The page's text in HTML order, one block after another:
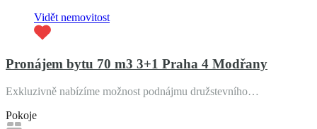
Vidět nemovitost
Pronájem bytu 70 m3 3+1 Praha 4 Modřany
Exkluzivně nabízíme možnost podnájmu družstevního…
Pokoje